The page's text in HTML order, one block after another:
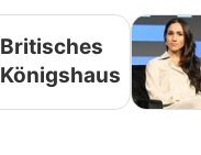
Britisches
Königshaus